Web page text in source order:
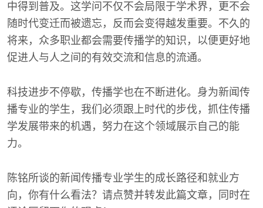
中得到普及。这学问不仅不会局限于学术界，更不会
随时代变迁而被遗忘，反而会变得越发重要。不久的
将来，众多职业都会需要传播学的知识，以便更好地
促进人与人之间的有效交流和信息的流通。
科技进步不停歇，传播学也在不断进化。身为新闻传
播专业的学生，我们必须跟上时代的步伐，抓住传播
学发展带来的机遇，努力在这个领域展示自己的能
力。
陈铭所谈的新闻传播专业学生的成长路径和就业方
向，你有什么看法？请点赞并转发此篇文章，同时在